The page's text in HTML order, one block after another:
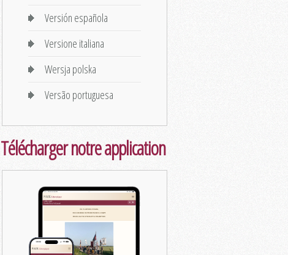
Versión española
Versione italiana
Wersja polska
Versão portuguesa
Télécharger notre application